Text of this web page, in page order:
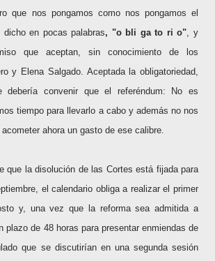
que nos pongamos como nos pongamos el
en pocas palabras, "o bli ga to ri o", y
que aceptan, sin conocimiento de los
y Elena Salgado. Aceptada la obligatoriedad,
debería convenir que el referéndum: No es
tiempo para llevarlo a cabo y además no nos
ahora un gasto de ese calibre.
que la disolución de las Cortes está fijada para
el calendario obliga a realizar el primer
y, una vez que la reforma sea admitida a
plazo de 48 horas para presentar enmiendas de
que se discutirían en una segunda sesión